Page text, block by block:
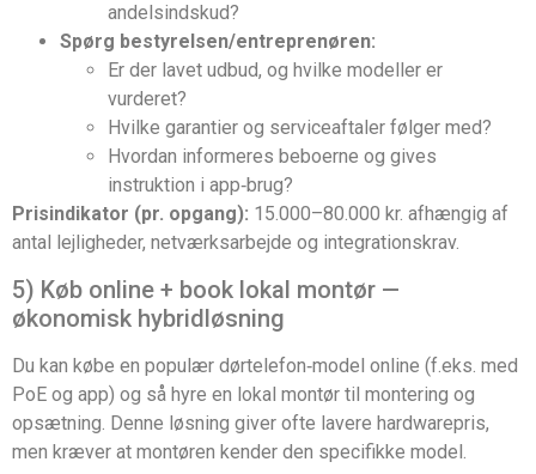
andelsindskud?
Spørg bestyrelsen/entreprenøren:
Er der lavet udbud, og hvilke modeller er
vurderet?
Hvilke garantier og serviceaftaler følger med?
Hvordan informeres beboerne og gives
instruktion i app‑brug?
Prisindikator (pr. opgang): 15.000–80.000 kr. afhængig af
antal lejligheder, netværksarbejde og integrationskrav.
5) Køb online + book lokal montør —
økonomisk hybridløsning
Du kan købe en populær dørtelefon‑model online (f.eks. med
PoE og app) og så hyre en lokal montør til montering og
opsætning. Denne løsning giver ofte lavere hardwarepris,
men kræver at montøren kender den specifikke model.